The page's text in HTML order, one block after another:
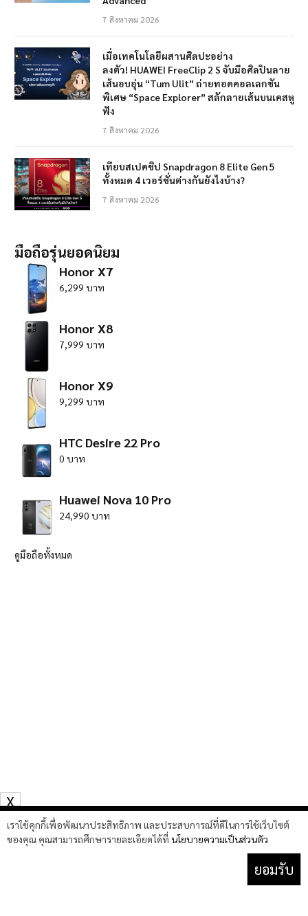
7 สิงหาคม 2026
เมื่อเทคโนโลยีผสานศิลปะอย่าง
ลงตัว! HUAWEI FreeClip 2 S จับมือศิลปินลาย
เส้นอบอุ่น “Tum Ulit” ถ่ายทอดคอลเลกชัน
พิเศษ “Space Explorer” สลักลายเส้นบนเคสหู
ฟัง
7 สิงหาคม 2026
เทียบสเปคชิป Snapdragon 8 Elite Gen 5
ทั้งหมด 4 เวอร์ชั่นต่างกันยังไงบ้าง?
7 สิงหาคม 2026
มือถือรุ่นยอดนิยม
Honor X7
6,299 บาท
Honor X8
7,999 บาท
Honor X9
9,299 บาท
HTC Desire 22 Pro
0 บาท
Huawei Nova 10 Pro
24,990 บาท
ดูมือถือทั้งหมด
เราใช้คุกกี้เพื่อพัฒนาประสิทธิภาพ และประสบการณ์ที่ดีในการใช้เว็บไซต์
ของคุณ คุณสามารถศึกษารายละเอียดได้ที่ นโยบายความเป็นส่วนตัว
ยอมรับ
X